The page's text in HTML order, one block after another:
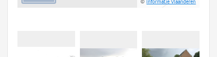
©Informatie Vlaanderen